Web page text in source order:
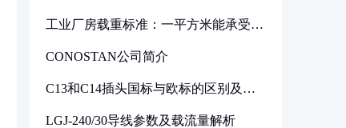
工业厂房载重标准：一平方米能承受多
CONOSTAN公司简介
C13和C14插头国标与欧标的区别及其
LGJ-240/30导线参数及载流量解析